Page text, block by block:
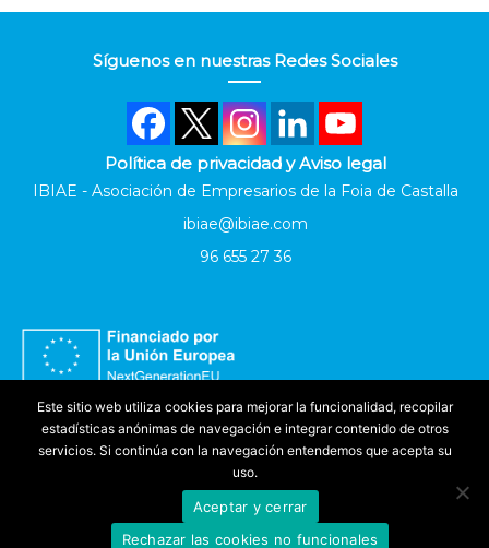
Síguenos en nuestras Redes Sociales
Política de privacidad y Aviso legal
IBIAE - Asociación de Empresarios de la Foia de Castalla
ibiae@ibiae.com
96 655 27 36
Accesibilidad
Este sitio web utiliza cookies para mejorar la funcionalidad, recopilar
estadísticas anónimas de navegación e integrar contenido de otros
servicios. Si continúa con la navegación entendemos que acepta su
uso.
Aceptar y cerrar
Rechazar las cookies no funcionales